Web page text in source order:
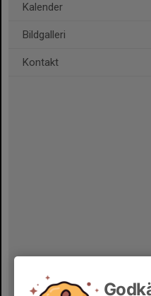
Kalender
Bildgalleri
Kontakt